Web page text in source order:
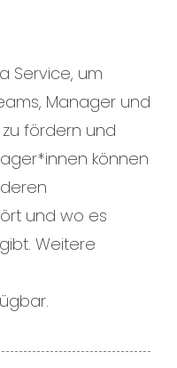
Service, um
Manager und
fördern und
können
und wo es
Weitere